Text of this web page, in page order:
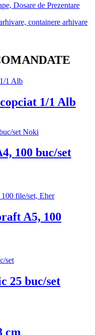
Dosare de Prezentare
containere arhivare
1/1 Alb
100 buc/set
A5, 100
25 buc/set
cm